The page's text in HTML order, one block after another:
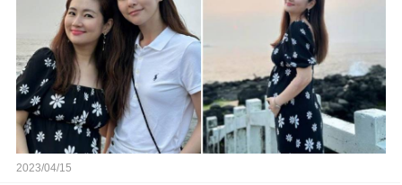
2023/04/15